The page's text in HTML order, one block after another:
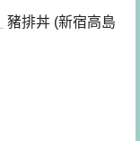
豬排丼 (新宿高島